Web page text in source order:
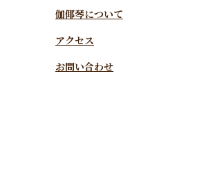
伽倻琴について
アクセス
お問い合わせ